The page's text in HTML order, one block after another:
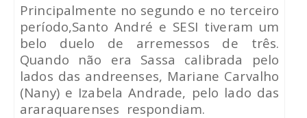
Principalmente no segundo e no terceiro
período,Santo André e SESI tiveram um
belo duelo de arremessos de três.
Quando não era Sassa calibrada pelo
lados das andreenses, Mariane Carvalho
(Nany) e Izabela Andrade, pelo lado das
araraquarenses respondiam.